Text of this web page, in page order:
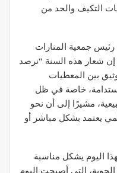
التكيف والحد من
رئيس جمعية المنارات
إن شعار هذه السنة “نرصد
بين المعطيات
خاصة في ظل
مشيرًا إلى أن نحو
يعتمد بشكل مباشر أو
اليوم يشكل مناسبة
الجوية، التي أصبحت اليوم